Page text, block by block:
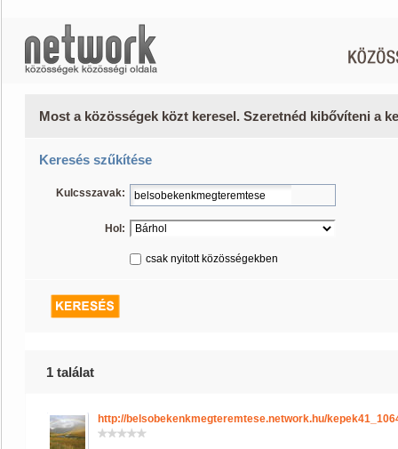
Most a közösségek közt keresel. Szeretnéd kibővíteni a
Keresés szűkítése
Kulcsszavak:
Hol:
csak nyitott közösségekben
1 találat
http://belsobekenkmegteremtese.network.hu/